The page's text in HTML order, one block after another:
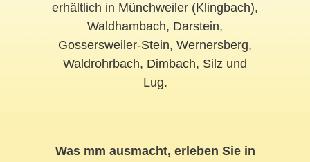
erhältlich in Münchweiler (Klingbach),
Waldhambach, Darstein,
Gossersweiler-Stein, Wernersberg,
Waldrohrbach, Dimbach, Silz und
Lug.
Was mm ausmacht, erleben Sie in